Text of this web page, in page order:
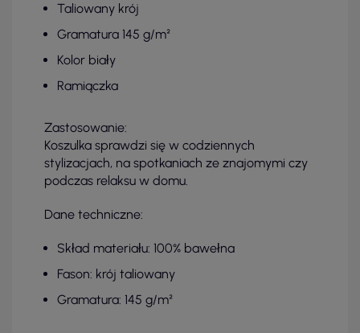
Taliowany krój
Gramatura 145 g/m²
Kolor biały
Ramiączka
Zastosowanie:
Koszulka sprawdzi się w codziennych
stylizacjach, na spotkaniach ze znajomymi czy
podczas relaksu w domu.
Dane techniczne:
Skład materiału: 100% bawełna
Fason: krój taliowany
Gramatura: 145 g/m²